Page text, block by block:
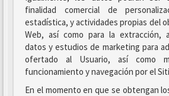
finalidad comercial de
estadística, y actividades propias del
Web, así como para la extracción,
datos y estudios de marketing para
ofertado al Usuario, así como
funcionamiento y navegación por el
En el momento en que se obtengan